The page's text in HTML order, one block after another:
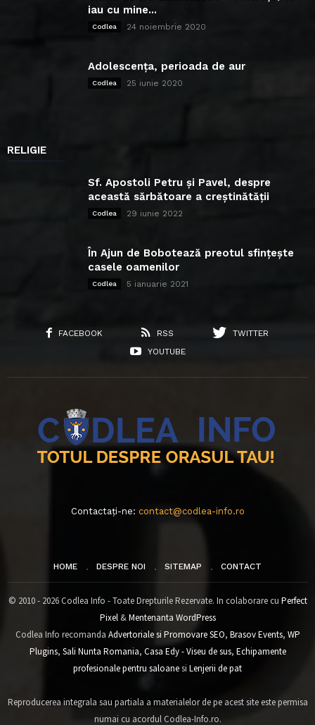
iau cu mine...
Codlea 24 noiembrie 2020
Adolescența, perioada de aur
Codlea 25 iunie 2020
RELIGIE
Sf. Apostoli Petru și Pavel, despre
această sărbătoare a creștinătății
Codlea 29 iunie 2022
În Ajun de Bobotează preotul sfințește
casele oamenilor
Codlea 5 ianuarie 2021
FACEBOOK RSS
TWITTER
YOUTUBE
Contactați-ne: contact@codlea-info.ro
HOME DESPRE NOI SITEMAP CONTACT
© 2010 - 2026 Codlea Info - Toate Drepturile Rezervate. In colaborare cu Perfect
Pixel&Mentenanta WordPress
Codlea Info recomanda Advertoriale si Promovare SEO, Brasov Events, WP
Plugins, Sali Nunta Romania, Casa Edy - Viseu de sus, Echipamente
profesionale pentru saloanesi Lenjerii de pat
Reproducerea integrala sau partiala a materialelor de pe acest site este permisa
numai cu acordul Codlea-Info.ro.